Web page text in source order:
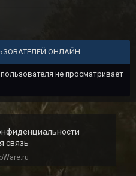
ОНЛАЙН
не просматривает
связь